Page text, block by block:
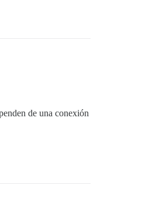
de una conexión